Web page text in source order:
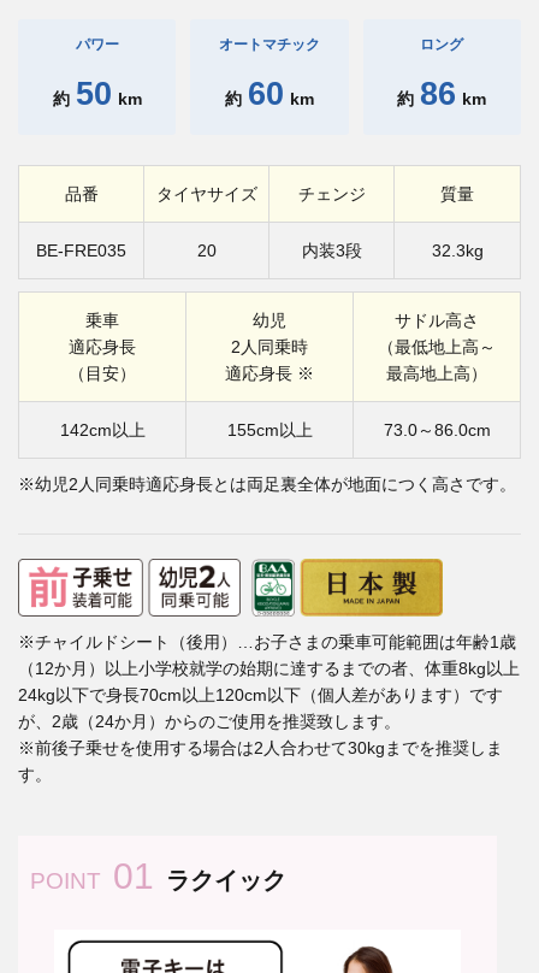
パワー
約 50 km
オートマチック
約 60 km
ロング
約 86 km
品番 タイヤサイズ チェンジ 質量
BE-FRE035 20 内装3段 32.3kg
乗車
適応身長
（目安）
幼児
2人同乗時
適応身長 ※
サドル高さ
（最低地上高～
最高地上高）
142cm以上 155cm以上 73.0～86.0cm
※幼児2人同乗時適応身長とは両足裏全体が地面につく高さです。
※チャイルドシート（後用）…お子さまの乗車可能範囲は年齢1歳
（12か月）以上小学校就学の始期に達するまでの者、体重8kg以上
24kg以下で身長70cm以上120cm以下（個人差があります）です
が、2歳（24か月）からのご使用を推奨致します。
※前後子乗せを使用する場合は2人合わせて30kgまでを推奨しま
す。
POINT 01 ラクイック